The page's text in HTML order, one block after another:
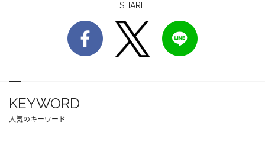
SHARE
KEYWORD
人気のキーワード